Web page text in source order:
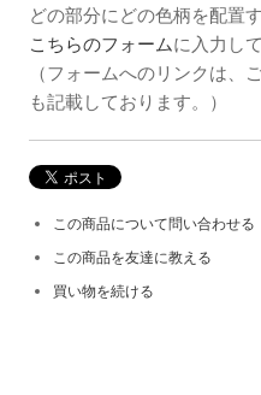
どの部分にどの色柄を配置
こちらのフォームに入力し
（フォームへのリンクは、
も記載しております。）
この商品について問い合わせる
この商品を友達に教える
買い物を続ける